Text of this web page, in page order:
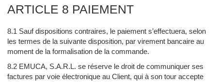
ARTICLE 8 PAIEMENT
8.1 Sauf dispositions contraires, le paiement s’effectuera, selon
les termes de la suivante disposition, par virement bancaire au
moment de la formalisation de la commande.
8.2 EMUCA, S.A.R.L. se réserve le droit de communiquer ses
factures par voie électronique au Client, qui à son tour accepte